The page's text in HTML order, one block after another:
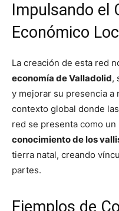
Impulsando el
Económico
La creación de esta red
economía de Valladolid,
y mejorar su presencia a
contexto global donde
red se presenta como
conocimiento de los
tierra natal, creando
partes.
Ejemplos de